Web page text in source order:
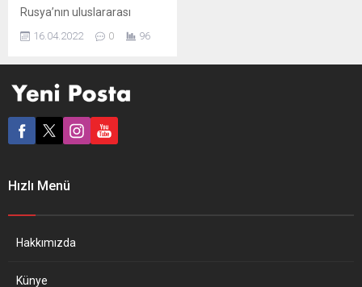
Rusya’nın uluslararası
işgaline yönelik dalga dalga
Peki Avrupa solu savaşla
Avrupa Birliği, ABD ve
İngiltere ile birlikte,
misilleme tedbirlerini
Güvenlik Politikası Yüksek...
16.04.2022 0 96
Hızlı Menü
Hakkımızda
Künye